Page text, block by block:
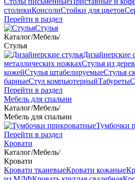
столикиКонсолиСтойки для цветов
Перейти в раздел
Стулья
Каталог/Мебель/
Стулья
Дизайнерские
металлических ножкахСтулья из
кожейСтулья штабелируемыеСтулья
барныеСтул компьютерныйТабуреты
Перейти в раздел
Мебель для спальни
Каталог/Мебель/
Мебель для спальни
Тумбочки
Перейти в раздел
Кровати
Каталог/Мебель/
Кровати
Кровати тканевыеКровати кожаные